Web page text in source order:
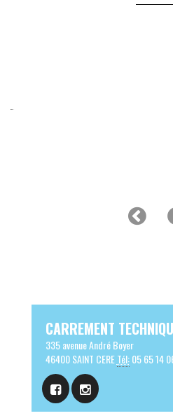
CARREMENT
335 avenue André Boyer
46400 SAINT CERETél:05 65 14